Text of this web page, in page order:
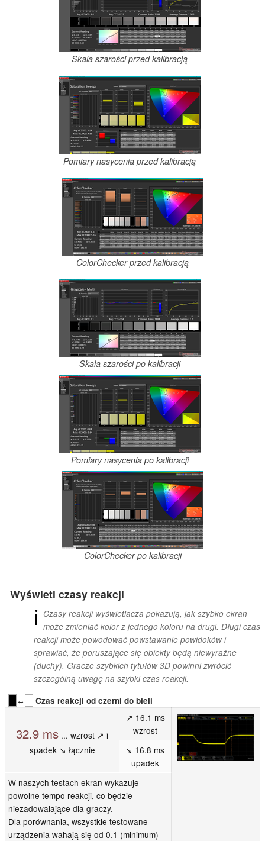
Skala szarości przed kalibracją
Pomiary nasycenia przed kalibracją
ColorChecker przed kalibracją
Skala szarości po kalibracji
Pomiary nasycenia po kalibracji
ColorChecker po kalibracji
Wyświetl czasy reakcji
ℹ Czasy reakcji wyświetlacza pokazują, jak szybko ekran
może zmieniać kolor z jednego koloru na drugi. Długi czas
reakcji może powodować powstawanie powidoków i
sprawiać, że poruszające się obiekty będą niewyraźne
(duchy). Gracze szybkich tytułów 3D powinni zwrócić
szczególną uwagę na szybki czas reakcji.
↔
Czas reakcji od czerni do bieli
32.9 ms ... wzrost ↗ i
spadek ↘ łącznie
↗ 16.1 ms
wzrost
↘ 16.8 ms
upadek
W naszych testach ekran wykazuje
powolne tempo reakcji, co będzie
niezadowalające dla graczy.
Dla porównania, wszystkie testowane
urządzenia wahają się od 0.1 (minimum)